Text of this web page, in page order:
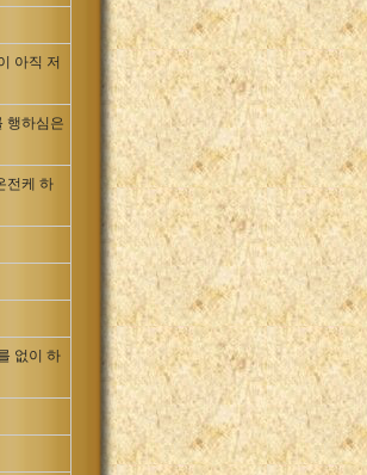
아직 저
행하심은
전케 하
없이 하